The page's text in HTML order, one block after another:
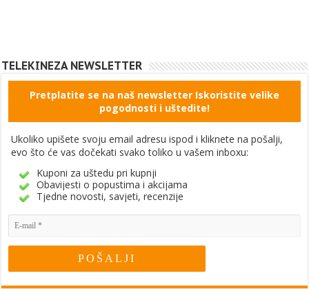
TELEKINEZA NEWSLETTER
Pretplatite se na naš newsletter Iskoristite velike
pogodnosti i uštedite!
Ukoliko upišete svoju email adresu ispod i kliknete na pošalji,
evo što će vas dočekati svako toliko u vašem inboxu:
Kuponi za uštedu pri kupnji
Obavijesti o popustima i akcijama
Tjedne novosti, savjeti, recenzije